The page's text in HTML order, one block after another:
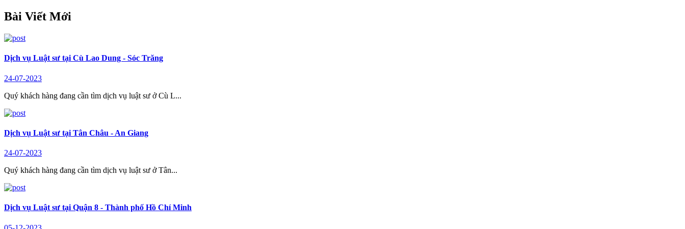
Bài Viết Mới
Dịch vụ Luật sư tại Cù Lao Dung - Sóc Trăng
24-07-2023
Quý khách hàng đang cần tìm dịch vụ luật sư ở Cù L...
Dịch vụ Luật sư tại Tân Châu - An Giang
24-07-2023
Quý khách hàng đang cần tìm dịch vụ luật sư ở Tân...
Dịch vụ Luật sư tại Quận 8 - Thành phố Hồ Chí Minh